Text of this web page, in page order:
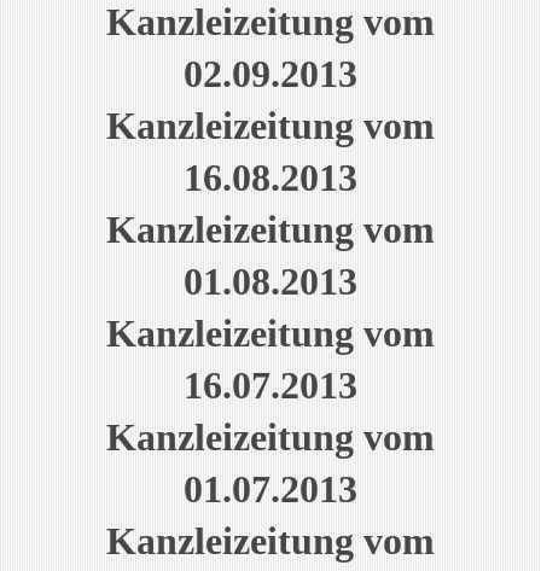
Kanzleizeitung vom
02.09.2013
Kanzleizeitung vom
16.08.2013
Kanzleizeitung vom
01.08.2013
Kanzleizeitung vom
16.07.2013
Kanzleizeitung vom
01.07.2013
Kanzleizeitung vom